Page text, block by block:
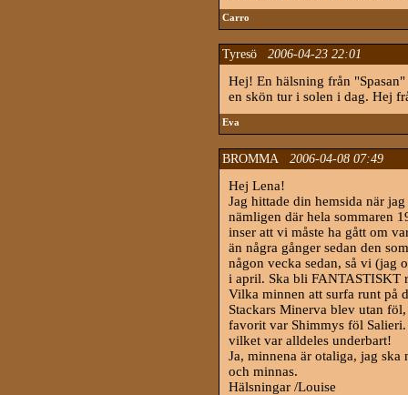
Carro
Tyresö 2006-04-23 22:01
Hej! En hälsning från
en skön tur i solen i dag. Hej
Eva
BROMMA 2006-04-08 07:49
Hej Lena!
Jag hittade din hemsida när
nämligen där hela sommaren
inser att vi måste ha gått om
än några gånger sedan den
någon vecka sedan, så vi (jag
i april. Ska bli FANTASTISKT
Vilka minnen att surfa runt på
Stackars Minerva blev utan
favorit var Shimmys föl
vilket var alldeles underbart!
Ja, minnena är otaliga, jag
och minnas.
Hälsningar /Louise